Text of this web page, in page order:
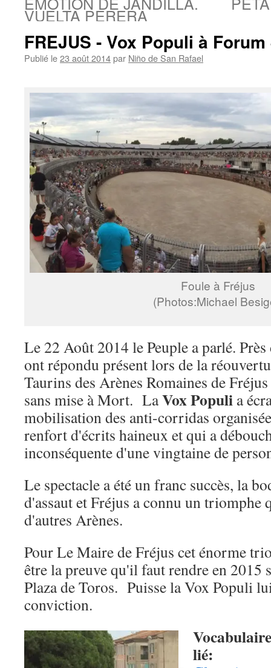
VUELTA PERERA
FREJUS - Vox Populi à
Publié le23 août 2014par Niño de San Rafael
Foule à Fréjus
(Photos:Michael
Le 22 Août 2014 le Peuple a parlé.
ont répondu présent lors de la
Taurins des Arènes Romaines de
sans mise à Mort. LaVox Populi a
mobilisation des anti-corridas
renfort d'écrits haineux et qui a
inconséquente d'une vingtaine de
Le spectacle a été un franc succès, la
d'assaut et Fréjus a connu un triomphe
d'autres Arènes.
Pour Le Maire de Fréjus cet énorme
être la preuve qu'il faut rendre en 2015
Plaza de Toros. Puisse la Vox Populi
conviction.
Vocabulaire
lié: